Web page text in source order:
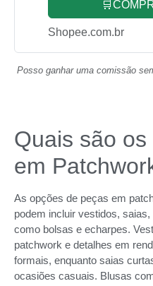
Shopee.com.br
Posso ganhar uma comissão
Quais são
em
As opções de peças em
podem incluir vestidos,
como bolsas e echarpes.
patchwork e detalhes em
formais, enquanto saias
ocasiões casuais. Blusas